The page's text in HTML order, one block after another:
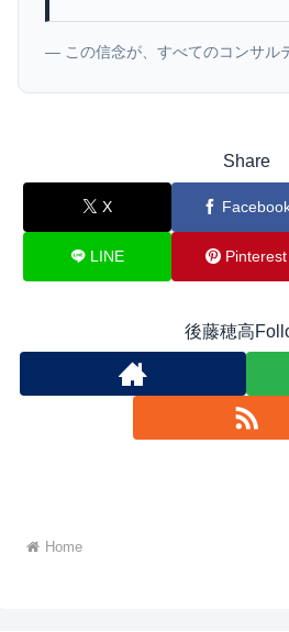
— この信念が、すべてのコンサル
Share
X
LINE Pinterest
後藤穂高
Home